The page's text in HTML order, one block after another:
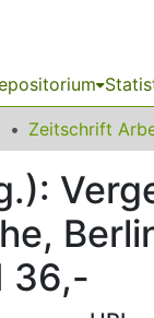
Zeitschrift
36,-